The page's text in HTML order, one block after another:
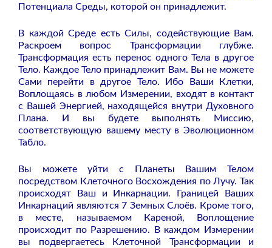
Потенциала Среды, которой он принадлежит.
В каждой Среде есть Силы, содействующие Вам.
Раскроем вопрос Трансформации глубже.
Трансформация есть перенос одного Тела в другое
Тело. Каждое Тело принадлежит Вам. Вы не можете
Сами перейти в другое Тело. Ибо Ваши Клетки,
Воплощаясь в любом Измерении, входят в контакт
с Вашей Энергией, находящейся внутри Духовного
Плана. И вы будете выполнять Миссию,
соответствующую вашему месту в Эволюционном
Табло.
Вы можете уйти с Планеты Вашим Телом
посредством Клеточного Восхождения по Лучу. Так
происходят Ваш и Инкарнации. Границей Ваших
Инкарнаций являются 7 Земных Слоёв. Кроме того,
в месте, называемом Кареной, Воплощение
происходит по Разрешению. В каждом Измерении
вы подвергаетесь Клеточной Трансформации и